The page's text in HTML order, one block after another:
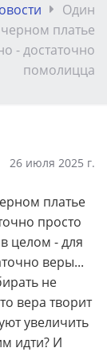
Один
платье
- достаточно
помолицца
26 июля 2025 г.
платье
просто
целом - для
веры...
не
вера творит
увеличить
идти? И